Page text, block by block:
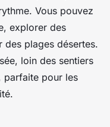
Vous pouvez
explorer des
des plages désertes.
loin des sentiers
parfaite pour les